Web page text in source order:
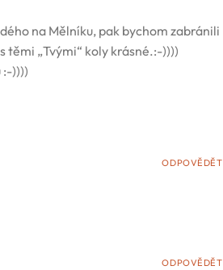
na Mělníku, pak bychom zabránili
těmi „Tvými“ koly krásné.:-))))
:-))))
ODPOVĚDĚT
ODPOVĚDĚT